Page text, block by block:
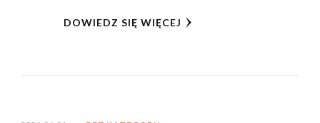
DOWIEDZ SIĘ WIĘCEJ